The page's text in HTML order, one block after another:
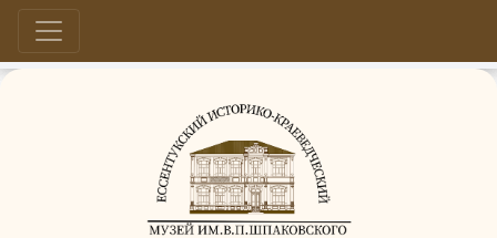
Больше, чем музей...